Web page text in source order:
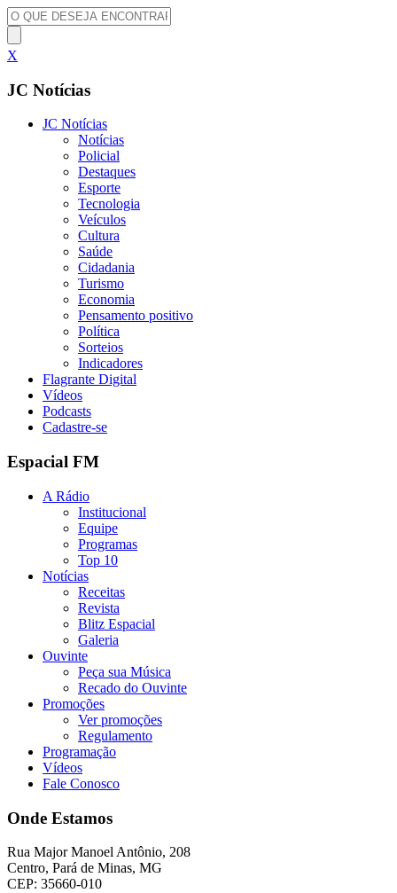
X
JC Notícias
JC Notícias
Notícias
Policial
Destaques
Esporte
Tecnologia
Veículos
Cultura
Saúde
Cidadania
Turismo
Economia
Pensamento positivo
Política
Sorteios
Indicadores
Flagrante Digital
Vídeos
Podcasts
Cadastre-se
Espacial FM
A Rádio
Institucional
Equipe
Programas
Top 10
Notícias
Receitas
Revista
Blitz Espacial
Galeria
Ouvinte
Peça sua Música
Recado do Ouvinte
Promoções
Ver promoções
Regulamento
Programação
Vídeos
Fale Conosco
Onde Estamos
Rua Major Manoel Antônio, 208
Centro, Pará de Minas, MG
CEP: 35660-010